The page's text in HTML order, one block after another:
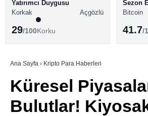
BİTCOİN HABERLERİ
ALTCOİN HABERLERİ
SÖZLÜK
Yatırımcı Duygusu
Korkak
Açgözlü
29/100Korku
Sezon
Bitcoin
41.7/
Ana Sayfa › Kripto Para Haberleri
Küresel
Bulutlar!